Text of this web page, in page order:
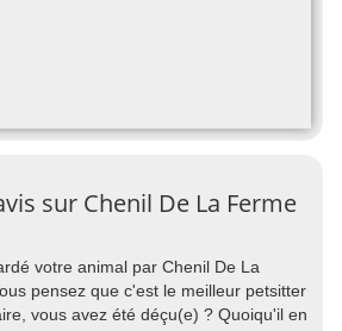
sur Chenil De La Ferme
votre animal par Chenil De La
pensez que c'est le meilleur petsitter
vous avez été déçu(e) ? Quoiqu'il en